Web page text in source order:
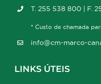
T. 255 538 800 | F.
* Custo de chamada
info@cm-marco-
LINKS ÚTEIS